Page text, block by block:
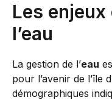
Les
l’eau
La gestion de l’eau
pour l’avenir de l’île
démographiques